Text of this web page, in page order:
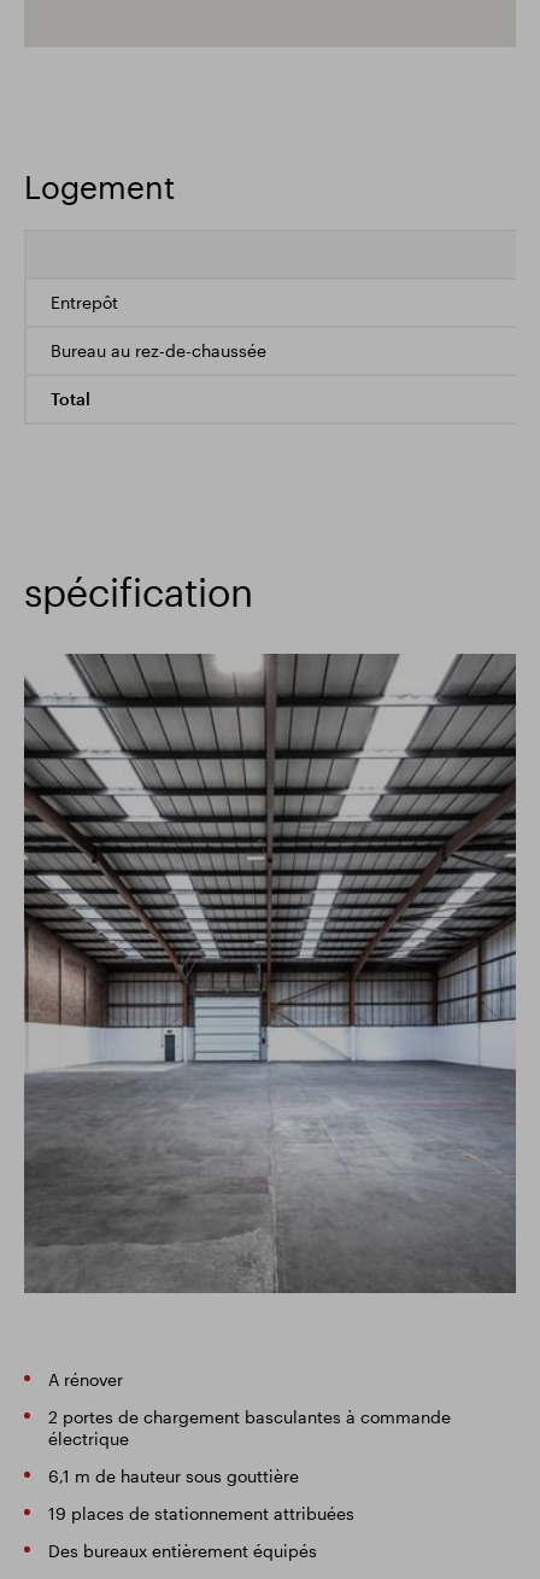
Logement
Entrepôt
Bureau au rez-de-chaussée
Total
spécification
A rénover
2 portes de chargement basculantes à commande
électrique
6,1 m de hauteur sous gouttière
19 places de stationnement attribuées
Des bureaux entièrement équipés